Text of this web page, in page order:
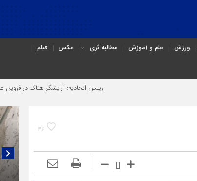
ورزش علم و آموزش مطالبه گری عکس
فیلم
رییس اتحادیه: آرایشگر هتاک در قزوین عضو اتحادیه نبود
36